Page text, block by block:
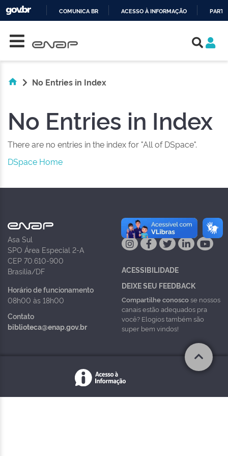
COMUNICA BR ACESSO À INFORMAÇÃO
No Entries in Index
No Entries in Index
There are no entries in the index for "All of DSpace".
DSpace Home
Asa Sul
SPO Área Especial 2-A
CEP 70.610-900
Brasília/DF
Horário de funcionamento
08h00 às 18h00
Contato
biblioteca@enap.gov.br
NAS REDES
ACESSIBILIDADE
DEIXE SEU FEEDBACK
Compartilhe conoscose nossos
canais estão adequados pra
você? Elogios também são
super bem vindos!